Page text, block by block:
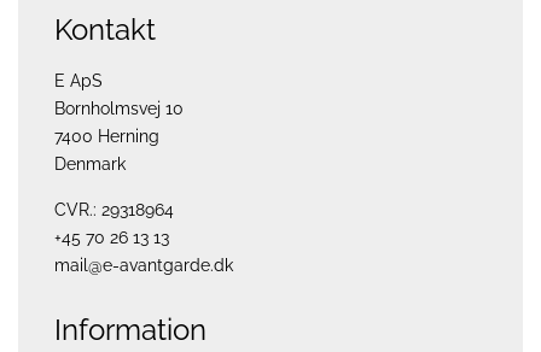
Kontakt
E ApS
Bornholmsvej 10
7400 Herning
Denmark
CVR.: 29318964
+45 70 26 13 13
mail@e-avantgarde.dk
Information